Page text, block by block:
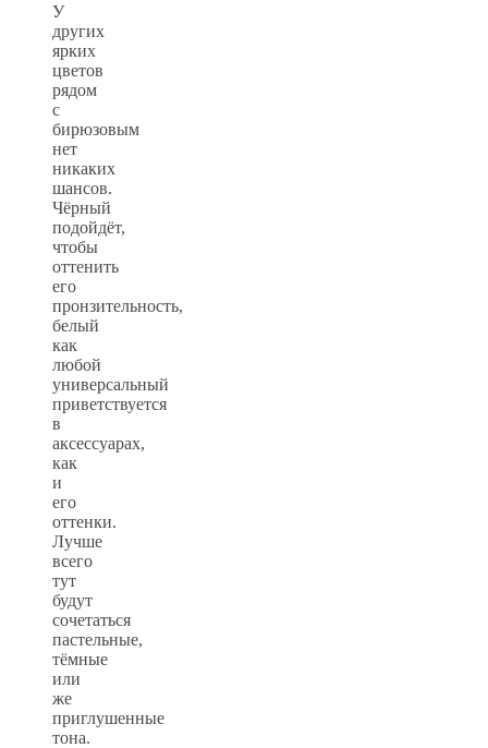
У
других
ярких
цветов
рядом
с
бирюзовым
нет
никаких
шансов.
Чёрный
подойдёт,
чтобы
оттенить
его
пронзительность,
белый
как
любой
универсальный
приветствуется
в
аксессуарах,
как
и
его
оттенки.
Лучше
всего
тут
будут
сочетаться
пастельные,
тёмные
или
же
приглушенные
тона.